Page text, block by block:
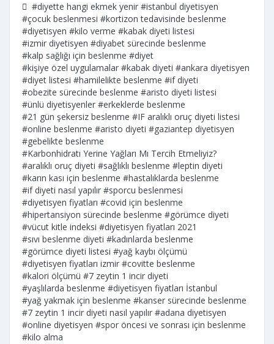
#diyette hangi ekmek yenir #istanbul diyetisyen
#çocuk beslenmesi #kortizon tedavisinde beslenme
#diyetisyen #kilo verme #kabak diyeti listesi
#izmir diyetisyen #diyabet sürecinde beslenme
#kalp sağlığı için beslenme #diyet
#kişiye özel uygulamalar #kabak diyeti #ankara diyetisyen
#diyet listesi #hamilelikte beslenme #if diyeti
#obezite sürecinde beslenme #aristo diyeti listesi
#ünlü diyetisyenler #erkeklerde beslenme
#21 gün şekersiz beslenme #IF aralıklı oruç diyeti listesi
#online beslenme #aristo diyeti #gaziantep diyetisyen
#gebelikte beslenme
#Karbonhidratı Yerine Yağları Mı Tercih Etmeliyiz?
#aralıklı oruç diyeti #sağlıklı beslenme #leptin diyeti
#karın kası için beslenme #hastalıklarda beslenme
#if diyeti nasıl yapılır #sporcu beslenmesi
#diyetisyen fiyatları #covid için beslenme
#hipertansiyon sürecinde beslenme #görümce diyeti
#vücut kitle indeksi #diyetisyen fiyatları 2021
#sıvı beslenme diyeti #kadınlarda beslenme
#görümce diyeti listesi #yağ kaybı ölçümü
#diyetisyen fiyatları izmir #covitte beslenme
#kalori ölçümü #7 zeytin 1 incir diyeti
#yaşlılarda beslenme #diyetisyen fiyatları İstanbul
#yağ yakmak için beslenme #kanser sürecinde beslenme
#7 zeytin 1 incir diyeti nasıl yapılır #adana diyetisyen
#online diyetisyen #spor öncesi ve sonrası için beslenme
#kilo alma